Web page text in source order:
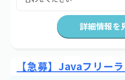
詳細情報を
【急募】Javaフリー